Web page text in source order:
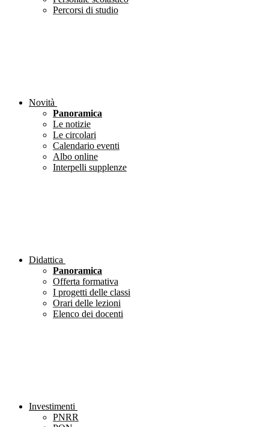
Percorsi di studio
Novità
Panoramica
Le notizie
Le circolari
Calendario eventi
Albo online
Interpelli supplenze
Didattica
Panoramica
Offerta formativa
I progetti delle classi
Orari delle lezioni
Elenco dei docenti
Investimenti
PNRR